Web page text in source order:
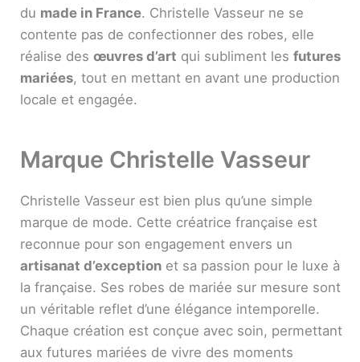
du made in France. Christelle Vasseur ne se
contente pas de confectionner des robes, elle
réalise des œuvres d’art qui subliment les futures
mariées, tout en mettant en avant une production
locale et engagée.
Marque Christelle Vasseur
Christelle Vasseur est bien plus qu’une simple
marque de mode. Cette créatrice française est
reconnue pour son engagement envers un
artisanat d’exception et sa passion pour le luxe à
la française. Ses robes de mariée sur mesure sont
un véritable reflet d’une élégance intemporelle.
Chaque création est conçue avec soin, permettant
aux futures mariées de vivre des moments